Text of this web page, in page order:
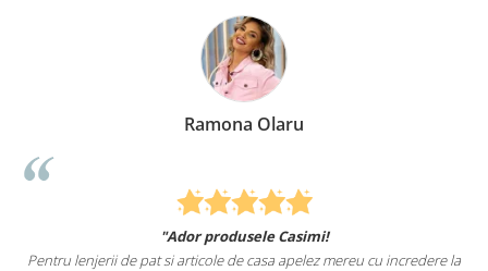
Ramona Olaru
"Ador produsele Casimi!
de pat si articole de casa apelez mereu cu incredere la
sunteti cei mai